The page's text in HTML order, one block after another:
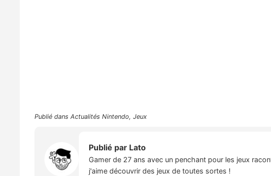
Publié dans Actualités Nintendo, Jeux
Publié par Lato
Gamer de 27 ans avec un penchant pour les jeux
j'aime découvrir des jeux de toutes sortes !